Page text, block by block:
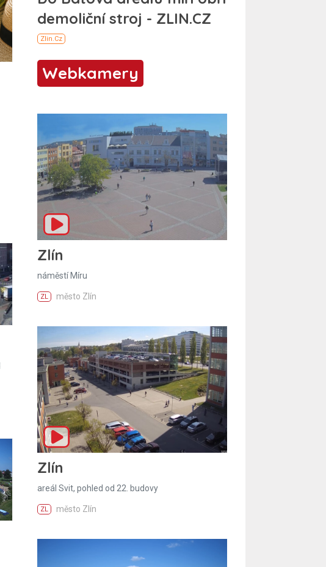
Webkamery
Zlín
náměstí Míru
ZL město Zlín
Zlín
areál Svit, pohled od 22. budovy
ZL město Zlín